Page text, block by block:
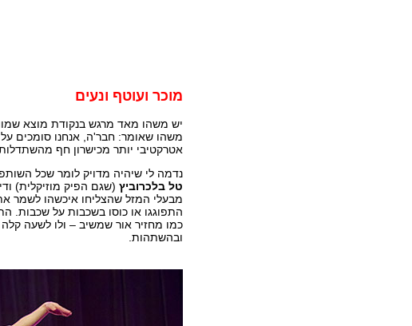
מוכר ועוטף ונעים
יש משהו מאד מרגש בנקודת מוצא
משהו שאומר: חבר'ה, אנחנו סומכים על
אטרקטיבי יותר מכישרון חף
נדמה לי שיהיה מדויק לומר שכל
טל בלכרוביץ (שגם הפיק מוזיקלית)
מבעלי המזל שהצליחו איכשהו לשמר
התפוגגו או כוסו בשכבות על שכבות.
כמו מחזיר אור שמשיב – ולו לשעה
ובהשתהות.